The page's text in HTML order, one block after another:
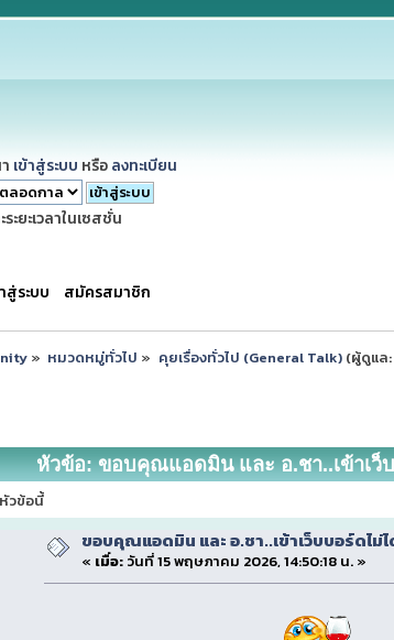
เข้าสู่ระบบ หรือ ลงทะเบียน
ยะเวลาในเซสชั่น
สู่ระบบ สมัครสมาชิก
» หมวดหมู่ทั่วไป » คุยเรื่องทั่วไป (General Talk)(ผู้ดูแล:
หัวข้อ: ขอบคุณแอดมิน และ อ.ชา..เข้าเว็
วข้อนี้
ขอบคุณแอดมิน และ อ.ชา..เข้าเว็บบอร์ดไม่
« เมื่อ:วันที่ 15 พฤษภาคม 2026, 14:50:18 น. »